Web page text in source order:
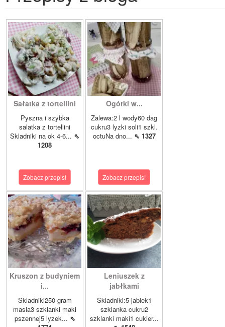
Sałatka z tortellini
Pyszna i szybka
salatka z tortellini
Skladniki na ok 4-6... ⇖
1208
Zobacz przepis!
Ogórki w...
Zalewa:2 l wody60 dag
cukru3 lyzki soli1 szkl.
octuNa dno... ⇖ 1327
Zobacz przepis!
Kruszon z budyniem
i...
Skladniki250 gram
masla3 szklanki maki
pszennej5 lyzek... ⇖
Leniuszek z
jabłkami
Skladniki:5 jablek1
szklanka cukru2
szklanki maki1 cukier...